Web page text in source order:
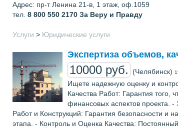
Адрес: пр-т Ленина 21-в, 1 этаж, оф.1059
тел. 8 800 550 2170 За Веру и Правду
Услуги > Юридические услуги
Экспертиза объемов,
10000 руб. (Челябинск)
Ищете надежную оценку и
Качества Работ: Гарантия
финансовых аспектов проекта.
Работ и Конструкций: Гарантия безопасности и
этапа. - Контроль и Оценка Качества: